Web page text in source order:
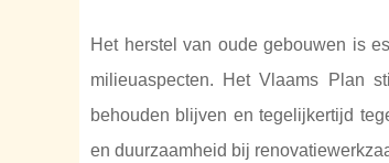
Het herstel van oude gebouwen is
milieuaspecten. Het Vlaams Plan
behouden blijven en tegelijkertijd
en duurzaamheid bij